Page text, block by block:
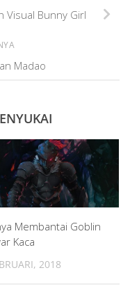
Visual Bunny Girl
Madao
Membantai Goblin
Kaca
2018